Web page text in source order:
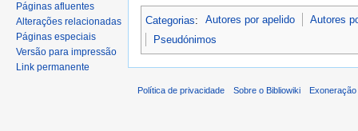
Categorias: Autores por apelido
Autores
Pseudónimos
Páginas afluentes
Alterações relacionadas
Páginas especiais
Versão para impressão
Link permanente
Política de privacidade Sobre o Bibliowiki